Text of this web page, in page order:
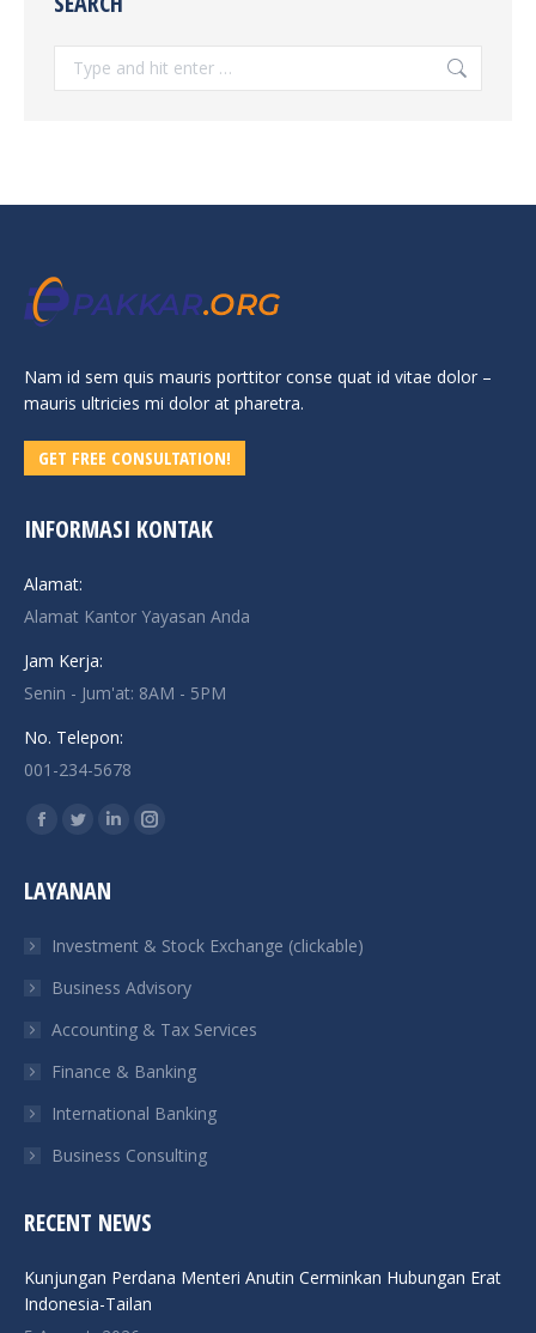
Nam id sem quis mauris porttitor conse quat id vitae dolor –
mauris ultricies mi dolor at pharetra.
GET FREE CONSULTATION!
INFORMASI KONTAK
Alamat:
Alamat Kantor Yayasan Anda
Jam Kerja:
Senin - Jum'at: 8AM - 5PM
No. Telepon:
001-234-5678
Find us on:
Facebook
opens
new
window
Twitter
opens
new
window
Linkedin
new
window
Instagram
new
window
LAYANAN
Investment & Stock Exchange (clickable)
Business Advisory
Accounting & Tax Services
Finance & Banking
International Banking
Business Consulting
RECENT NEWS
Kunjungan Perdana Menteri Anutin Cerminkan Hubungan Erat
Indonesia-Tailan